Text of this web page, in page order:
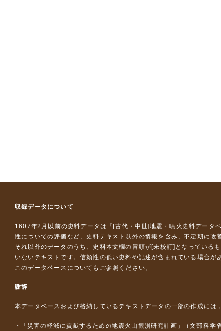
収録データについて
1607年2月以前の史料データは『 [古代・中世]地震・噴火史料データ
性についての評価など、史料テキスト以外の情報を含み、不定期に改
それ以外のデータのうち、史料本文欄の冒頭が[未校訂]となっている
いないテキストです。信頼性の低い史料や記述が含まれている場合が
このデータベースについて もご参照ください。
謝辞
本データベースおよび格納しているテキストデータの一部の作成には
「災害の軽減に貢献するための地震火山観測研究計画」（文部科学